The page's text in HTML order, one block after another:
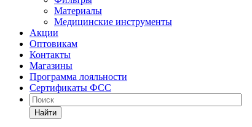
Материалы
Медицинские инструменты
Акции
Оптовикам
Контакты
Магазины
Программа лояльности
Сертификаты ФСС
Найти